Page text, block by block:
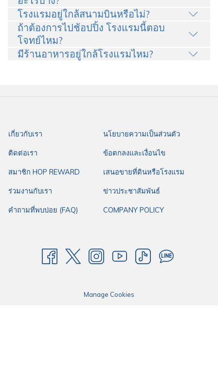
โรงแรมอยู่ใกล้สนามบินหรือไม่?
ถ้าต้องการไปช้อปปิ้ง โรงแรมนี้ตอบ
โจทย์ไหม?
มีร้านอาหารอยู่ใกล้โรงแรมไหม?
เกี่ยวกับเรา นโยบายความเป็นส่วนตัว
ติดต่อเรา ข้อตกลงและเงื่อนไข
สมาชิก HOP REWARD เสนอขายที่ดินหรือโรงแรม
ร่วมงานกับเรา ข่าวประชาสัมพันธ์
คำถามที่พบบ่อย (FAQ) COMPANY POLICY
Manage Cookies